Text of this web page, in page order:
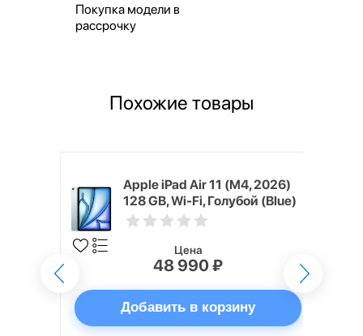
Покупка модели в
рассрочку
Похожие товары
Apple iPad Air 11 (M4, 2026)
128 GB, Wi-Fi, Голубой (Blue)
Цена
48 990 ₽
Добавить в корзину